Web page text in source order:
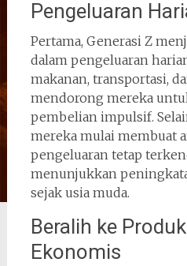
Pengeluaran
Pertama, Generasi Z
dalam pengeluaran
makanan, transportasi,
mendorong mereka
pembelian impulsif.
mereka mulai membuat
pengeluaran tetap
menunjukkan
sejak usia muda.
Beralih ke
Ekonomis